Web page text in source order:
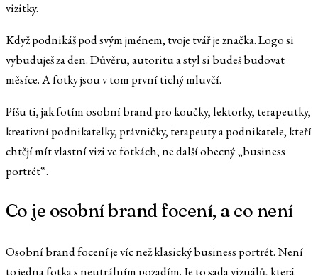
vizitky.
Když podnikáš pod svým jménem, tvoje tvář je značka. Logo si
vybuduješ za den. Důvěru, autoritu a styl si budeš budovat
měsíce. A fotky jsou v tom první tichý mluvčí.
Píšu ti, jak fotím osobní brand pro koučky, lektorky, terapeutky,
kreativní podnikatelky, právničky, terapeuty a podnikatele, kteří
chtějí mít vlastní vizi ve fotkách, ne další obecný „business
portrét“.
Co je osobní brand focení, a co není
Osobní brand focení je víc než klasický business portrét. Není
to jedna fotka s neutrálním pozadím. Je to sada vizuálů, která